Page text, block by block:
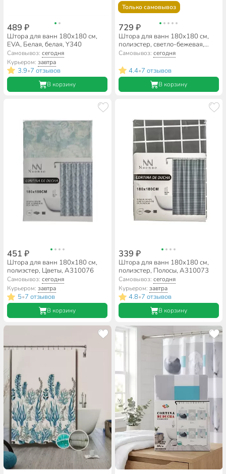
489 ₽
Штора для ванн 180х180 см,
EVA, Белая, белая, Y340
Самовывоз:сегодня
Курьером:завтра
3.9•7 отзывов
В корзину
Только самовывоз
729 ₽
Штора для ванн 180х180 см,
полиэстер, светло-бежевая,
лавсан, A310123
Самовывоз: сегодня
4.4•7 отзывов
В корзину
451 ₽
Штора для ванн 180х180 см,
полиэстер, Цветы, A310076
Самовывоз:сегодня
Курьером:завтра
5•7 отзывов
В корзину
339 ₽
Штора для ванн 180х180 см,
полиэстер, Полосы, A310073
Самовывоз: сегодня
Курьером: завтра
4.8•7 отзывов
В корзину